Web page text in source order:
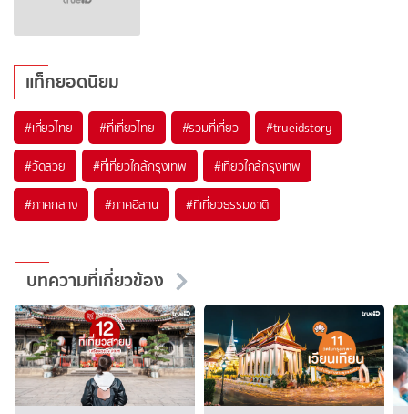
แท็กยอดนิยม
#เที่ยวไทย #ที่เที่ยวไทย #รวมที่เที่ยว #trueidstory
#วัดสวย #ที่เที่ยวใกล้กรุงเทพ #เที่ยวใกล้กรุงเทพ
#ภาคกลาง #ภาคอีสาน #ที่เที่ยวธรรมชาติ
บทความที่เกี่ยวข้อง